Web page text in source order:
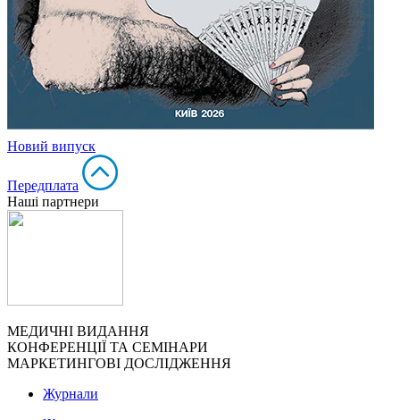
Новий випуск
Передплата
Наші партнери
МЕДИЧНІ ВИДАННЯ
КОНФЕРЕНЦІЇ ТА СЕМІНАРИ
МАРКЕТИНГОВІ ДОСЛІДЖЕННЯ
Журнали